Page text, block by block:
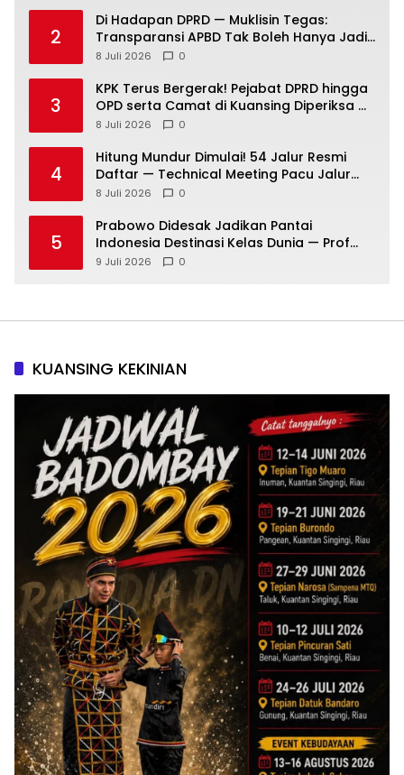
2
Di Hadapan DPRD — Muklisin Tegas:
Transparansi APBD Tak Boleh Hanya Jadi
Slogan!
8 Juli 2026 0
3
KPK Terus Bergerak! Pejabat DPRD hingga
OPD serta Camat di Kuansing Diperiksa —
Suasana Kian Memanas!
8 Juli 2026 0
4
Hitung Mundur Dimulai! 54 Jalur Resmi
Daftar — Technical Meeting Pacu Jalur
Rayon III Benai Digelar Besok
8 Juli 2026 0
5
Prabowo Didesak Jadikan Pantai
Indonesia Destinasi Kelas Dunia — Prof
Sutan Nasomal: Perintahkan Kepala
9 Juli 2026 0
KUANSING KEKINIAN